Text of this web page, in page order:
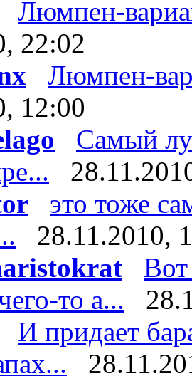
Люмпен-
22:02
Люмпен-
12:00
Самый
это тоже
28.11.2010,
то а...
И придает